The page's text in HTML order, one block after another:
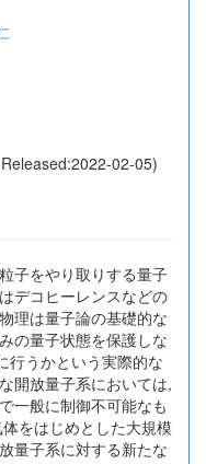
02-05)
子をやり取りする量子
デコヒーレンスなどの
理は量子論の基礎的な
の量子状態を保護しな
行うかという実際的な
開放量子系においては,
一般に制御不可能なも
をはじめとした大規模
量子系に対する新たな